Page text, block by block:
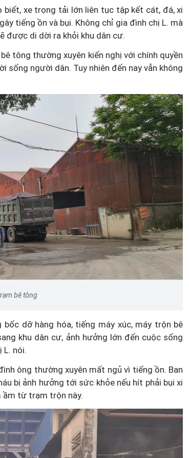
xe trọng tải lớn liên tục tập kết cát, đá, xi
tiếng ồn và bụi. Không chỉ gia đình chị L. mà
được di dời ra khỏi khu dân cư.
tông thường xuyên kiến nghị với chính quyền
người dân. Tuy nhiên đến nay vẫn không
bê tông
dỡ hàng hóa, tiếng máy xúc, máy trộn bê
khu dân cư, ảnh hưởng lớn đến cuộc sống
L. nói.
ông thường xuyên mất ngủ vì tiếng ồn. Ban
bị ảnh hưởng tới sức khỏe nếu hít phải bụi xi
ầm từ trạm trộn này.